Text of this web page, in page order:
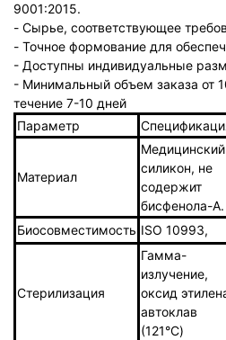
9001:2015.
- Сырье, соответствующее
- Точное формование для
- Доступны индивидуальные
- Минимальный объем заказа от
течение 7-10 дней
Параметр
Материал
Медицинский
силикон, не
содержит
бисфенола-А.
Биосовместимость ISO 10993,
Стерилизация
Гамма-
излучение,
оксид
автоклав
(121°C)